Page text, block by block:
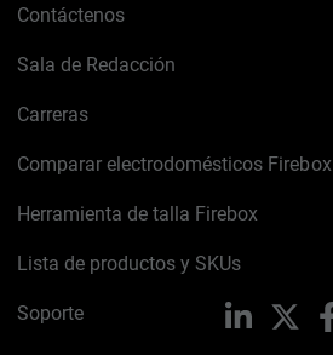
Contáctenos
Sala de Redacción
Carreras
Comparar electrodomésticos Firebox
Herramienta de talla Firebox
Lista de productos y SKUs
Soporte LinkedIn